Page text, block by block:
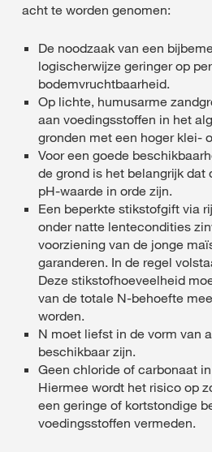
acht te worden genomen:
De noodzaak van een
logischerwijze geringer op
bodemvruchtbaarheid.
Op lichte, humusarme
aan voedingsstoffen in het
gronden met een hoger klei-
Voor een goede
de grond is het belangrijk dat
pH-waarde in orde zijn.
Een beperkte stikstofgift via
onder natte lentecondities
voorziening van de jonge
garanderen. In de regel
Deze stikstofhoeveelheid
van de totale N-behoefte
worden.
N moet liefst in de vorm van
beschikbaar zijn.
Geen chloride of carbonaat
Hiermee wordt het risico op
een geringe of kortstondige
voedingsstoffen vermeden.